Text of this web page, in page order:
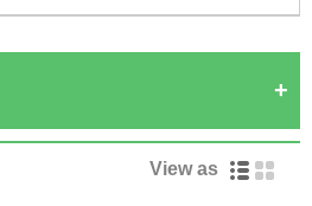
View as